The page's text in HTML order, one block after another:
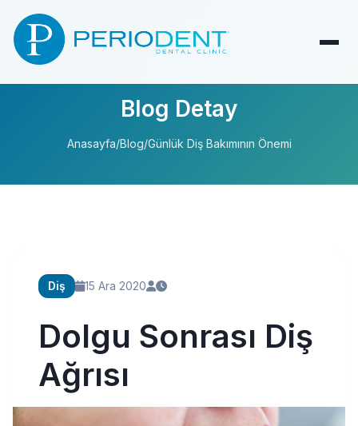
Blog Detay
Anasayfa/Blog/Günlük Diş Bakımının Önemi
Diş 15 Ara 2020
Dolgu Sonrası Diş
Ağrısı